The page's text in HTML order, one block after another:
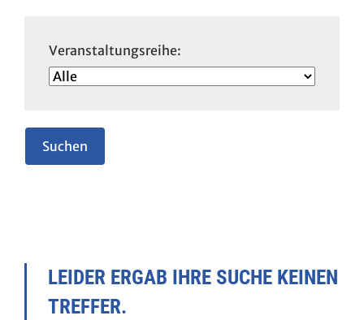
Veranstaltungsreihe:
LEIDER ERGAB IHRE SUCHE KEINEN
TREFFER.